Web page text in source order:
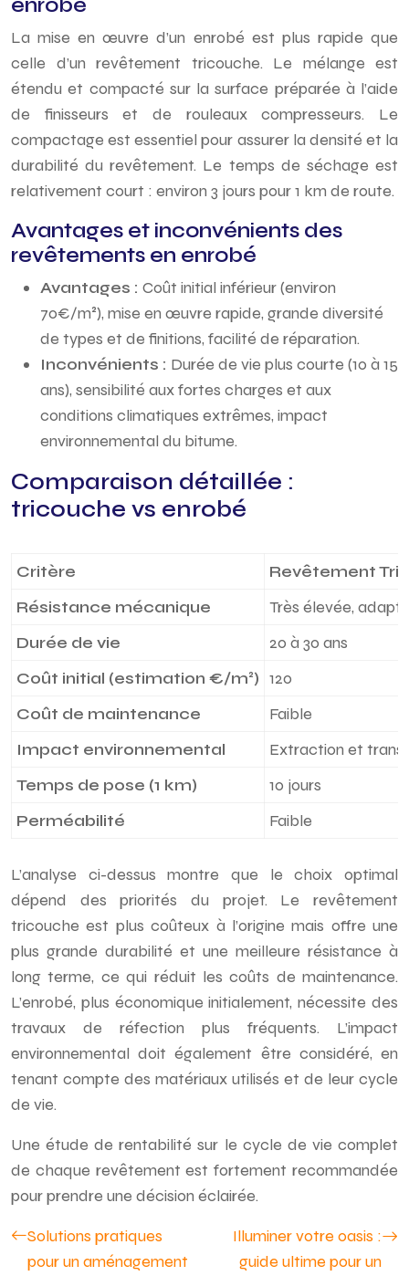
enrobé
La mise en œuvre d’un enrobé est plus rapide que
celle d’un revêtement tricouche. Le mélange est
étendu et compacté sur la surface préparée à l’aide
de finisseurs et de rouleaux compresseurs. Le
compactage est essentiel pour assurer la densité et la
durabilité du revêtement. Le temps de séchage est
relativement court : environ 3 jours pour 1 km de route.
Avantages et inconvénients des
revêtements en enrobé
Avantages : Coût initial inférieur (environ
70€/m²), mise en œuvre rapide, grande diversité
de types et de finitions, facilité de réparation.
Inconvénients : Durée de vie plus courte (10 à 15
ans), sensibilité aux fortes charges et aux
conditions climatiques extrêmes, impact
environnemental du bitume.
Comparaison détaillée :
tricouche vs enrobé
Critère
Revêtement
Résistance mécanique
Très élevée,
Durée de vie
20 à 30 ans
Coût initial (estimation €/m²) 120
Coût de maintenance
Faible
Impact environnemental
Extraction et
Temps de pose (1 km)
10 jours
Perméabilité
Faible
L’analyse ci-dessus montre que le choix optimal
dépend des priorités du projet. Le revêtement
tricouche est plus coûteux à l’origine mais offre une
plus grande durabilité et une meilleure résistance à
long terme, ce qui réduit les coûts de maintenance.
L’enrobé, plus économique initialement, nécessite des
travaux de réfection plus fréquents. L’impact
environnemental doit également être considéré, en
tenant compte des matériaux utilisés et de leur cycle
de vie.
Une étude de rentabilité sur le cycle de vie complet
de chaque revêtement est fortement recommandée
pour prendre une décision éclairée.
Solutions pratiques
pour un aménagement
Illuminer votre oasis :
guide ultime pour un